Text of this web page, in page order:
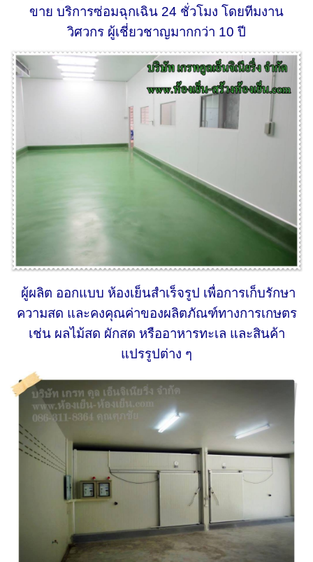
ขาย บริการซ่อมฉุกเฉิน 24 ชั่วโมง โดยทีมงาน
วิศวกร ผู้เชี่ยวชาญมากกว่า 10 ปี
ผู้ผลิต ออกแบบ ห้องเย็นสำเร็จรูป เพื่อการเก็บรักษา
ความสด และคงคุณค่าของผลิตภัณฑ์ทางการเกษตร
เช่น ผลไม้สด ผักสด หรืออาหารทะเล และสินค้า
แปรรูปต่าง ๆ